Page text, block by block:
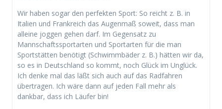
Wir haben sogar den perfekten Sport: So reicht z. B. in
Italien und Frankreich das Augenmaß soweit, dass man
alleine joggen gehen darf. Im Gegensatz zu
Mannschaftssportarten und Sportarten für die man
Sportstätten benötigt (Schwimmbäder z. B.) hätten wir da,
so es in Deutschland so kommt, noch Glück im Unglück.
Ich denke mal das läßt sich auch auf das Radfahren
übertragen. Ich wäre dann auf jeden Fall mehr als
dankbar, dass ich Läufer bin!